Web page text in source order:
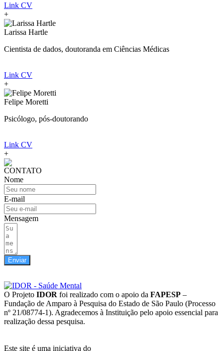
Link CV
+
Larissa Hartle
Cientista de dados, doutoranda em Ciências Médicas
Link CV
+
Felipe Moretti
Psicólogo, pós-doutorando
Link CV
+
CONTATO
Nome
E-mail
Mensagem
Enviar
O Projeto IDOR foi realizado com o apoio da FAPESP –
Fundação de Amparo à Pesquisa do Estado de São Paulo (Processo
nº 21/08774-1). Agradecemos à Instituição pelo apoio essencial para
realização dessa pesquisa.
Este site é uma iniciativa do